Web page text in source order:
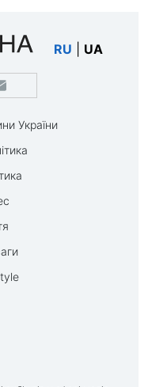
RU UA
України